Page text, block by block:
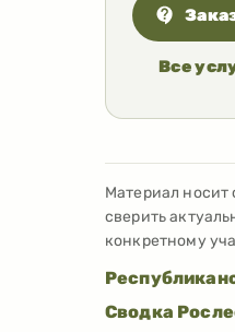
Все
Материал носит
сверить
конкретному
Сводка